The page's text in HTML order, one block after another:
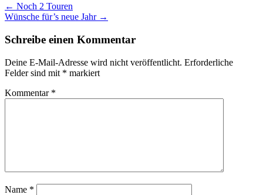
Post
navigation
← Noch 2 Touren
Wünsche für’s neue Jahr →
Schreibe einen Kommentar
Deine E-Mail-Adresse wird nicht veröffentlicht. Erforderliche
Felder sind mit * markiert
Kommentar *
Name *